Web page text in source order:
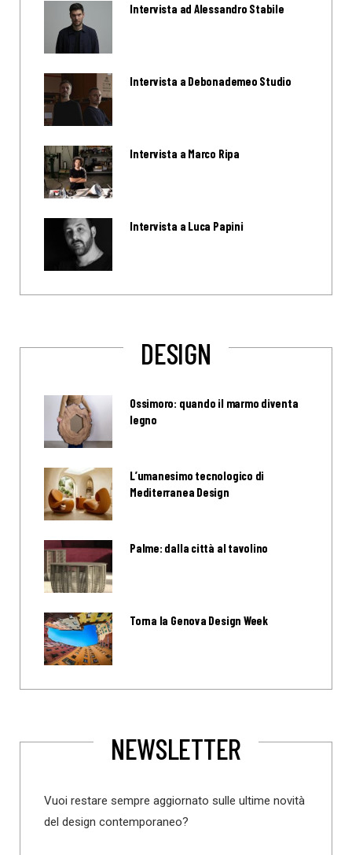
Intervista ad Alessandro Stabile
Intervista a Debonademeo Studio
Intervista a Marco Ripa
Intervista a Luca Papini
DESIGN
Ossimoro: quando il marmo diventa
legno
L’umanesimo tecnologico di
Mediterranea Design
Palme: dalla città al tavolino
Torna la Genova Design Week
NEWSLETTER
Vuoi restare sempre aggiornato sulle ultime novità
del design contemporaneo?